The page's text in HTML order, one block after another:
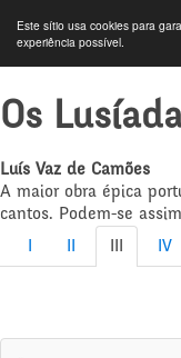
Este sítio usa cookies para
experiência possível.
Os
Luís Vaz de Camões
A maior obra épica
cantos. Podem-se
IV